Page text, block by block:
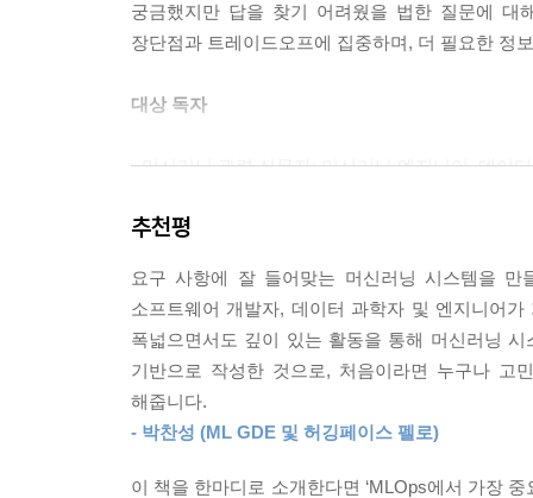
8장 데이터 분포 시프트와 모니터링
8.1 머신러닝 시스템 장애 원인
8.3 모니터링과 관찰 가능성
9장 연속 학습과 프로덕션 테스트
9.1 연속 학습
9.2 프로덕션에서 테스트하기
9.3 정리
궁금했지만 답을 찾기 어려웠을 법한 질문에
장단점과 트레이드오프에 집중하며, 더 필요한 정
대상 독자
- 머신러닝 관련 실무자: 머신러닝 엔지니어, 데이
- 구직자 및 학생: 머신러닝 관련 직무로 취업하려
장별 주요 내용
[1장 머신러닝 시스템 개요]
다양한 머신러닝 유스 케이스를 살펴보면서 머
연구용 머신러닝 및 전통적인 소프트웨어와 비교
추천평
요구 사항에 잘 들어맞는 머신러닝 시스템을
소프트웨어 개발자, 데이터 과학자 및 엔지니어
폭넓으면서도 깊이 있는 활동을 통해 머신러닝
기반으로 작성한 것으로, 처음이라면 누구나
해줍니다.
- 박찬성 (ML GDE 및 허깅페이스 펠로)
이 책을 한마디로 소개한다면 ‘MLOps에서 가장